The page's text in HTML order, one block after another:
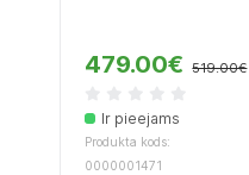
479.00€ 519.00€
Ir pieejams
Produkta kods:
0000001471